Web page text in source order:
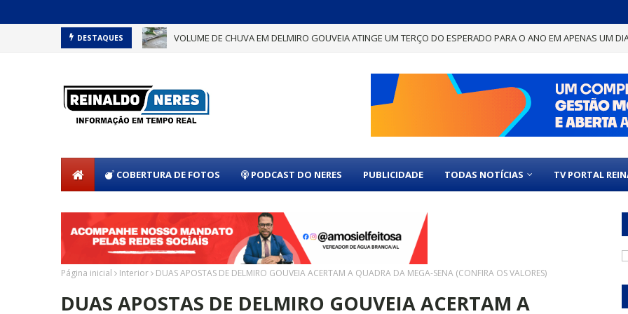
DESTAQUES VOLUME DE CHUVA EM DELMIRO GOUVEIA ATINGE UM TERÇO DO ESPERADO PARA O ANO EM APENAS UM
COBERTURA DE FOTOS PODCAST DO NERES PUBLICIDADE TODAS NOTÍCIAS TV PORTAL
Página inicial Interior DUAS APOSTAS DE DELMIRO GOUVEIA ACERTAM A QUADRA DA MEGA-SENA (CONFIRA OS VALORES)
DUAS APOSTAS DE DELMIRO GOUVEIA ACERTAM A